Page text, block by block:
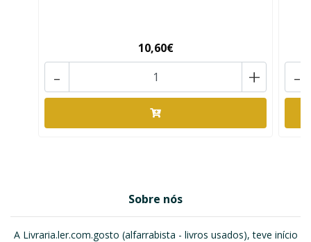
10,60€
+
- -
Sobre nós
A Livraria.ler.com.gosto (alfarrabista - livros usados), teve início